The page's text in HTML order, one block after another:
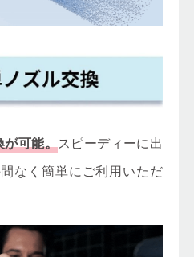
可能。 スピーディーに出
なく簡単にご利用いただ